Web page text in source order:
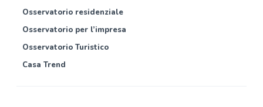
Osservatorio residenziale
Osservatorio per l’impresa
Osservatorio Turistico
Casa Trend